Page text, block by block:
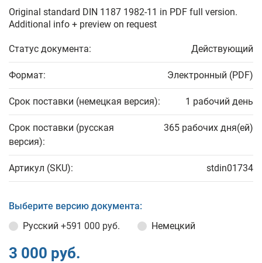
Original standard DIN 1187 1982-11 in PDF full version.
Additional info + preview on request
Статус документа: Действующий
Формат: Электронный (PDF)
Срок поставки (немецкая версия): 1 рабочий день
Срок поставки (русская
версия):
365 рабочих дня(ей)
Артикул (SKU): stdin01734
Выберите версию документа:
Русский +591 000 руб. Немецкий
3 000 руб.